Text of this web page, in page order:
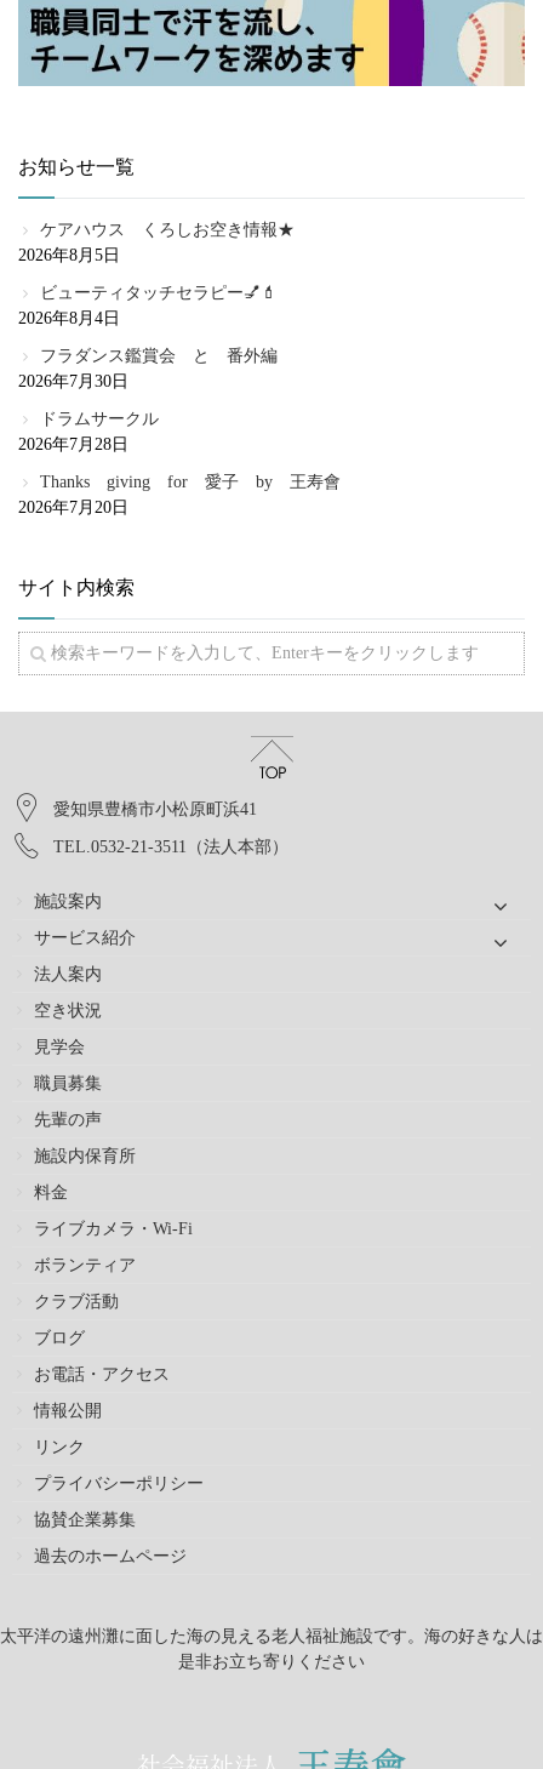
お知らせ一覧
ケアハウス くろしお空き情報★
2026年8月5日
ビューティタッチセラピー💅💄
2026年8月4日
フラダンス鑑賞会 と 番外編
2026年7月30日
ドラムサークル
2026年7月28日
Thanks giving for 愛子 by 王寿會
2026年7月20日
サイト内検索
愛知県豊橋市小松原町浜41
TEL.0532-21-3511（法人本部）
施設案内
サービス紹介
法人案内
空き状況
見学会
職員募集
先輩の声
施設内保育所
料金
ライブカメラ・Wi-Fi
ボランティア
クラブ活動
ブログ
お電話・アクセス
情報公開
リンク
プライバシーポリシー
協賛企業募集
過去のホームページ
太平洋の遠州灘に面した海の見える老人福祉施設です。海の好きな人は
是非お立ち寄りください